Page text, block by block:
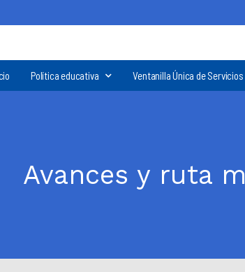
Política educativa Ventanilla Única de Servicios
Avances y ruta